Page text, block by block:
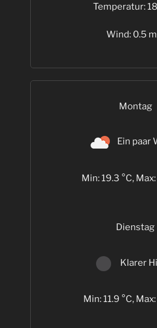
Temperatur:
Wind: 0.5
Montag
Ein paar
Min: 19.3 °C,
Dienstag
Klarer
Min: 11.9 °C,